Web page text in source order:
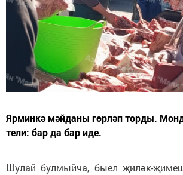
Ярминкә мәйданы гөрләп торды.
тели: бар да бар иде.
Шулай булмыйча, быел җиләк-